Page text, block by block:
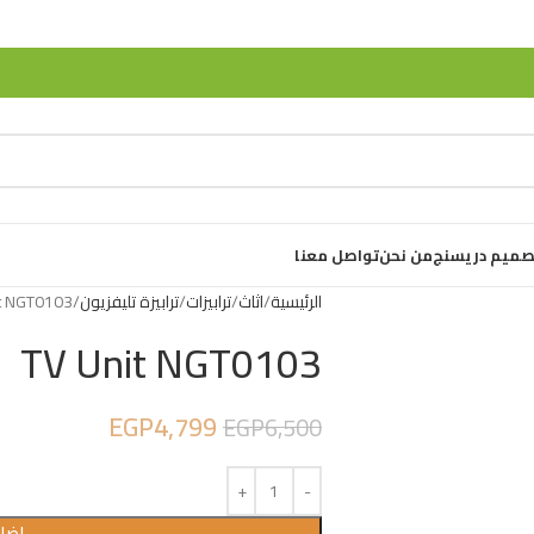
دريسنجمن نحنتواصل معنا
الرئيسية اثاث ترابيزات ترابيزة تليفزيون NGT0103
TV Unit NGT0103
EGP6,500
EGP4,799